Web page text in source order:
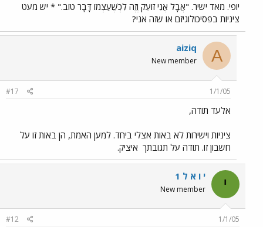
יופי. מאד ישיר. "אֲבָל אֲנִי זוֹעֵק וְזֶה לִכְשֶׁעַצְמוֹ דָּבָר טוֹב." * יש מעט
ציניות בפסיכולוגיזם או שזה אני?
A
aiziq
New member
1/1/05
#17
אלעד תודה,
ציניות וישירות לא באות אצלי ביחד. למען האמת, הן באות זו על
חשבון זו. תודה על תגובתך איציק.
י י ו א ל 1
New member
1/1/05
#12